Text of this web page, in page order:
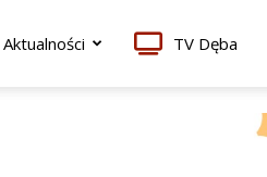
Aktualności TV Dęba